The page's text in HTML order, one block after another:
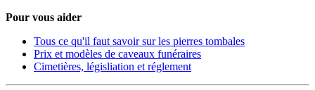
Pour vous aider
Tous ce qu'il faut savoir sur les pierres tombales
Prix et modèles de caveaux funéraires
Cimetières, législiation et réglement